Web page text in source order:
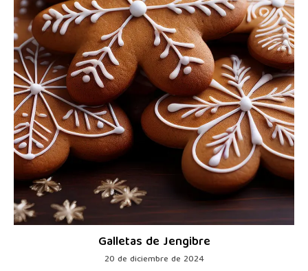
Galletas de Jengibre
20 de diciembre de 2024